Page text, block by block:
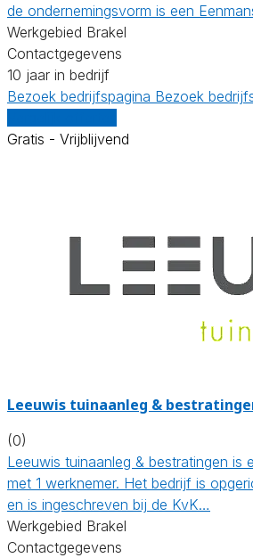
de ondernemingsvorm is een
Werkgebied Brakel
Contactgegevens
10 jaar in bedrijf
Bezoek bedrijfspagina Bezoek
Gratis - Vrijblijvend
Leeuwis tuinaanleg &
(0)
Leeuwis tuinaanleg & bestratingen is
met 1 werknemer. Het bedrijf is
en is ingeschreven bij de KvK…
Werkgebied Brakel
Contactgegevens